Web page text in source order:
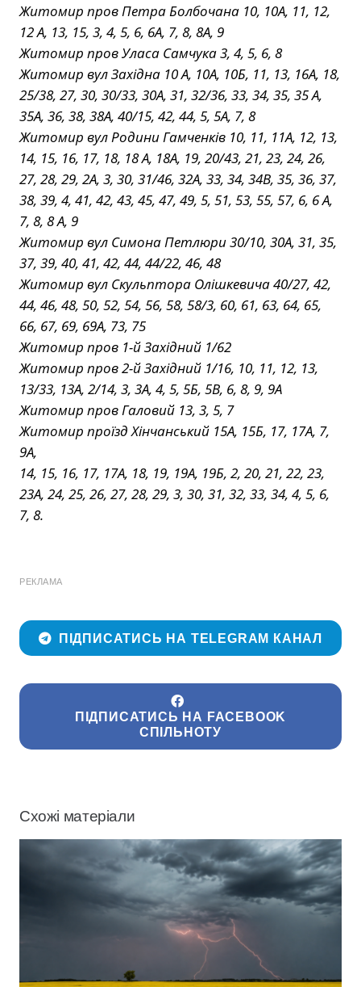
Житомир пров Петра Болбочана 10, 10А, 11, 12,
12 А, 13, 15, 3, 4, 5, 6, 6А, 7, 8, 8А, 9
Житомир пров Уласа Самчука 3, 4, 5, 6, 8
Житомир вул Західна 10 А, 10А, 10Б, 11, 13, 16А, 18,
25/38, 27, 30, 30/33, 30А, 31, 32/36, 33, 34, 35, 35 А,
35А, 36, 38, 38А, 40/15, 42, 44, 5, 5А, 7, 8
Житомир вул Родини Гамченків 10, 11, 11А, 12, 13,
14, 15, 16, 17, 18, 18 А, 18А, 19, 20/43, 21, 23, 24, 26,
27, 28, 29, 2А, 3, 30, 31/46, 32А, 33, 34, 34В, 35, 36, 37,
38, 39, 4, 41, 42, 43, 45, 47, 49, 5, 51, 53, 55, 57, 6, 6 А,
7, 8, 8 А, 9
Житомир вул Симона Петлюри 30/10, 30А, 31, 35,
37, 39, 40, 41, 42, 44, 44/22, 46, 48
Житомир вул Скульптора Олішкевича 40/27, 42,
44, 46, 48, 50, 52, 54, 56, 58, 58/3, 60, 61, 63, 64, 65,
66, 67, 69, 69А, 73, 75
Житомир пров 1-й Західний 1/62
Житомир пров 2-й Західний 1/16, 10, 11, 12, 13,
13/33, 13А, 2/14, 3, 3А, 4, 5, 5Б, 5В, 6, 8, 9, 9А
Житомир пров Галовий 13, 3, 5, 7
Житомир проїзд Хінчанський 15А, 15Б, 17, 17А, 7,
9А,
14, 15, 16, 17, 17А, 18, 19, 19А, 19Б, 2, 20, 21, 22, 23,
23А, 24, 25, 26, 27, 28, 29, 3, 30, 31, 32, 33, 34, 4, 5, 6,
7, 8.
РЕКЛАМА
ПІДПИСАТИСЬ НА TELEGRAM КАНАЛ
ПІДПИСАТИСЬ НА FACEBOOK
СПІЛЬНОТУ
Схожі матеріали